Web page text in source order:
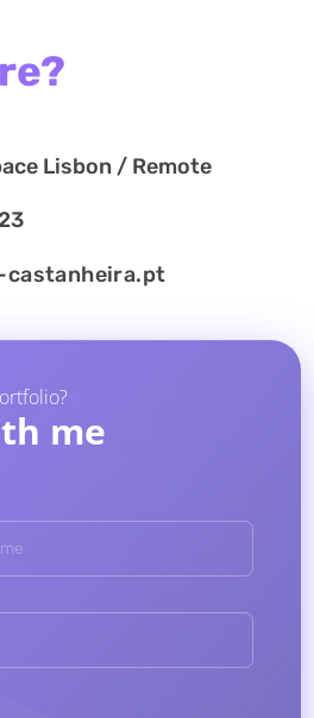
Lisbon / Remote
castanheira.pt
me